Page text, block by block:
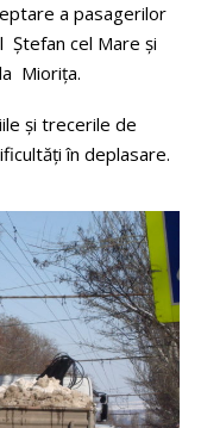
a pasagerilor
Ștefan cel Mare și
Miorița.
și trecerile de
în deplasare.